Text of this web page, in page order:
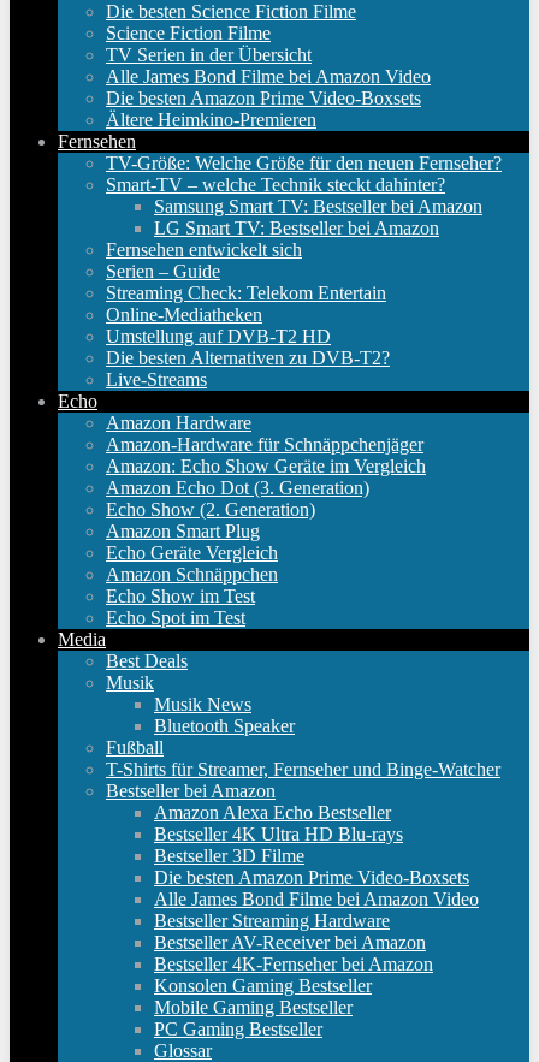
Die besten Science Fiction Filme
Science Fiction Filme
TV Serien in der Übersicht
Alle James Bond Filme bei Amazon Video
Die besten Amazon Prime Video-Boxsets
Ältere Heimkino-Premieren
Fernsehen
TV-Größe: Welche Größe für den neuen Fernseher?
Smart-TV – welche Technik steckt dahinter?
Samsung Smart TV: Bestseller bei Amazon
LG Smart TV: Bestseller bei Amazon
Fernsehen entwickelt sich
Serien – Guide
Streaming Check: Telekom Entertain
Online-Mediatheken
Umstellung auf DVB-T2 HD
Die besten Alternativen zu DVB-T2?
Live-Streams
Echo
Amazon Hardware
Amazon-Hardware für Schnäppchenjäger
Amazon: Echo Show Geräte im Vergleich
Amazon Echo Dot (3. Generation)
Echo Show (2. Generation)
Amazon Smart Plug
Echo Geräte Vergleich
Amazon Schnäppchen
Echo Show im Test
Echo Spot im Test
Media
Best Deals
Musik
Musik News
Bluetooth Speaker
Fußball
T-Shirts für Streamer, Fernseher und Binge-Watcher
Bestseller bei Amazon
Amazon Alexa Echo Bestseller
Bestseller 4K Ultra HD Blu-rays
Bestseller 3D Filme
Die besten Amazon Prime Video-Boxsets
Alle James Bond Filme bei Amazon Video
Bestseller Streaming Hardware
Bestseller AV-Receiver bei Amazon
Bestseller 4K-Fernseher bei Amazon
Konsolen Gaming Bestseller
Mobile Gaming Bestseller
PC Gaming Bestseller
Glossar